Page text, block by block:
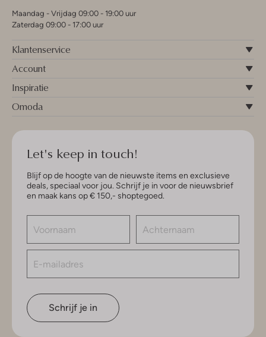
Maandag - Vrijdag 09:00 - 19:00 uur
Zaterdag 09:00 - 17:00 uur
Klantenservice
Account
Inspiratie
Omoda
Let's keep in touch!
Blijf op de hoogte van de nieuwste items en exclusieve
deals, speciaal voor jou. Schrijf je in voor de nieuwsbrief
en maak kans op € 150,- shoptegoed.
Schrijf je in